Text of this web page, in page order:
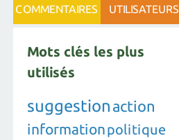
COMMENTAIRES UTILISATEURS
Mots clés les plus
utilisés
suggestion action
informationpolitique